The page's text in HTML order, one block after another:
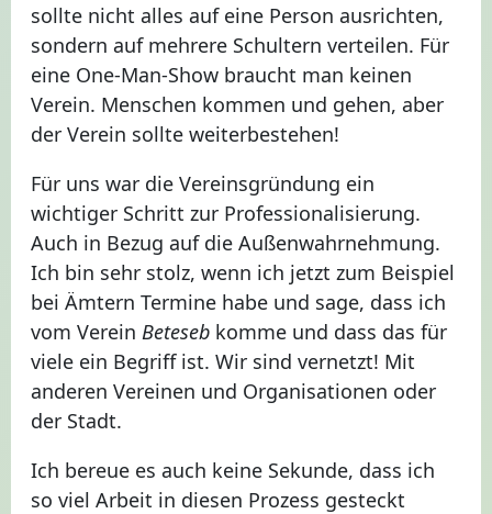
sollte nicht alles auf eine Person ausrichten,
sondern auf mehrere Schultern verteilen. Für
eine One-Man-Show braucht man keinen
Verein. Menschen kommen und gehen, aber
der Verein sollte weiterbestehen!
Für uns war die Vereinsgründung ein
wichtiger Schritt zur Professionalisierung.
Auch in Bezug auf die Außenwahrnehmung.
Ich bin sehr stolz, wenn ich jetzt zum Beispiel
bei Ämtern Termine habe und sage, dass ich
vom Verein Betesebkomme und dass das für
viele ein Begriff ist. Wir sind vernetzt! Mit
anderen Vereinen und Organisationen oder
der Stadt.
Ich bereue es auch keine Sekunde, dass ich
so viel Arbeit in diesen Prozess gesteckt